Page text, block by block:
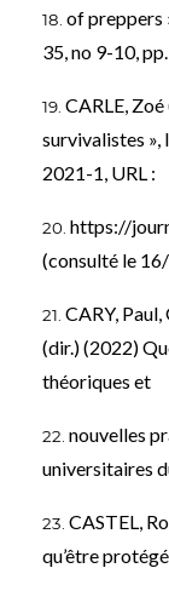
of preppers
35, no 9-10,
CARLE,
survivalistes
2021-1, URL :
https://
(consulté le
CARY,
(dir.) (2022)
théoriques et
nouvelles
universitaires
CASTEL,
qu’être